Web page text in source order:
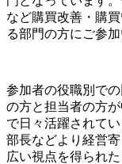
など購買改善・購
る部門の方にご参加
参加者の役職別で
の方と担当者の方
で日々活躍されて
部長などより経営
広い視点を得られ